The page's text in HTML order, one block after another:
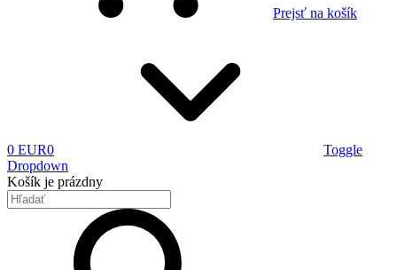
Prejsť na košík
0 EUR0
Toggle
Dropdown
Košík je prázdny